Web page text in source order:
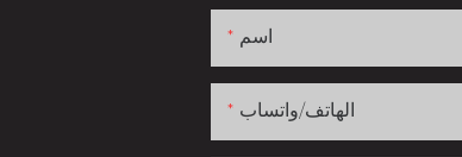
اسم
الهاتف/واتساب